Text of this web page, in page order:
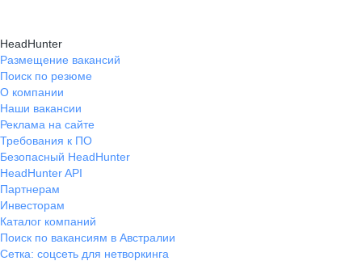
HeadHunter
Размещение вакансий
Поиск по резюме
О компании
Наши вакансии
Реклама на сайте
Требования к ПО
Безопасный HeadHunter
HeadHunter API
Партнерам
Инвесторам
Каталог компаний
Поиск по вакансиям в Австралии
Сетка: соцсеть для нетворкинга